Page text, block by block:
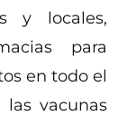
y locales,
para
en todo el
las vacunas